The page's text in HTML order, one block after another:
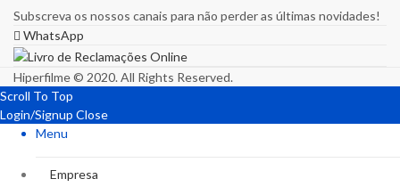
Subscreva os nossos canais para não perder as últimas novidades!
WhatsApp
Hiperfilme © 2020. All Rights Reserved.
Scroll To Top
Login/Signup Close
Menu
Empresa